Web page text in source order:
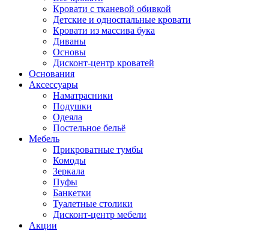
Кровати с тканевой обивкой
Детские и односпальные кровати
Кровати из массива бука
Диваны
Основы
Дисконт-центр кроватей
Основания
Аксессуары
Наматрасники
Подушки
Одеяла
Постельное бельё
Мебель
Прикроватные тумбы
Комоды
Зеркала
Пуфы
Банкетки
Туалетные столики
Дисконт-центр мебели
Акции